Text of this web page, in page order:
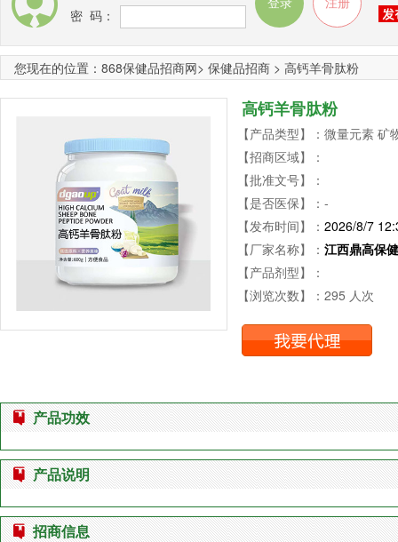
密 码：
您现在的位置： 868保健品招商网> 保健品招商 > 高钙羊骨肽粉
高钙羊骨肽粉
【产品类型】：微量元素
【招商区域】：
【批准文号】：
【是否医保】：-
【发布时间】： 2026/8/7
【厂家名称】： 江西鼎高保
【产品剂型】：
【浏览次数】：295 人次
产品功效
产品说明
招商信息